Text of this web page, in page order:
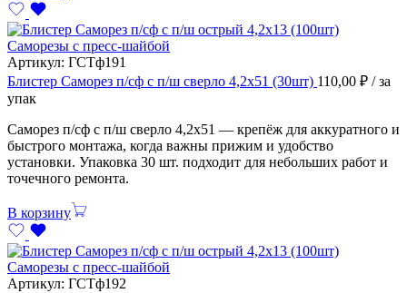
Саморезы с пресс-шайбой
Артикул: ГСТф191
Блистер Саморез п/сф с п/ш сверло 4,2х51 (30шт) 110,00 ₽ / за
упак
Саморез п/сф с п/ш сверло 4,2х51 — крепёж для аккуратного и
быстрого монтажа, когда важны прижим и удобство
установки. Упаковка 30 шт. подходит для небольших работ и
точечного ремонта.
В корзину
Саморезы с пресс-шайбой
Артикул: ГСТф192